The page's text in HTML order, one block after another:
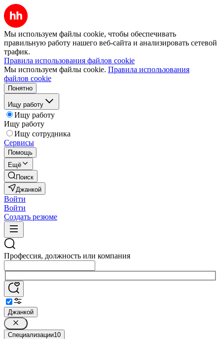
Мы используем файлы cookie, чтобы обеспечивать
правильную работу нашего веб-сайта и анализировать сетевой
трафик.
Правила использования файлов cookie
Мы используем файлы cookie. Правила использования
файлов cookie
Понятно
Ищу работу
Ищу работу
Ищу работу
Ищу сотрудника
Сервисы
Помощь
Ещё
Поиск
Джанкой
Войти
Войти
Создать резюме
Профессия, должность или компания
Джанкой
Специализации10